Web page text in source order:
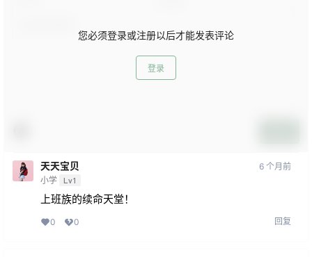
您必须登录或注册以后才能发表评论
登录
天天宝贝
小学 Lv1
6 个月前
上班族的续命天堂！
0 0 回复